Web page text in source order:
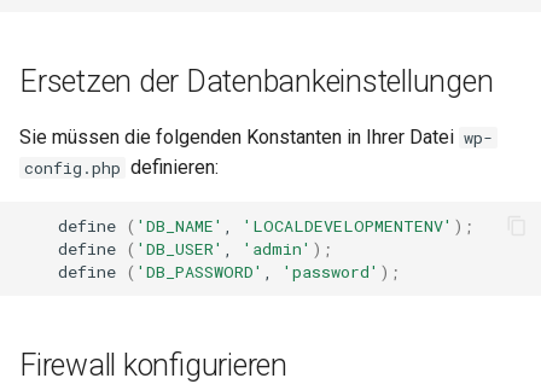
Ersetzen der Datenbankeinstellungen
Sie müssen die folgenden Konstanten in Ihrer Datei wp-
config.php definieren:
define ( 'DB_NAME' 'LOCALDEVELOPMENTENV' ) ;
define ( 'DB_USER' 'admin' ) ;
define ( 'DB_PASSWORD' 'password' ) ;
Firewall konfigurieren